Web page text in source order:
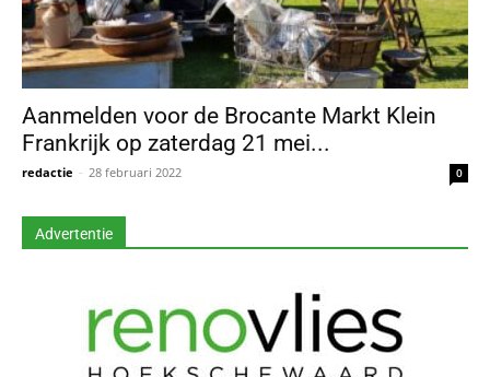
Aanmelden voor de Brocante Markt Klein
Frankrijk op zaterdag 21 mei...
redactie - 28 februari 2022 0
Advertentie